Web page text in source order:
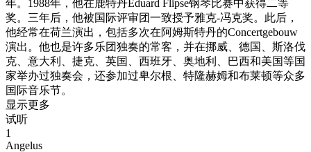
年。1988年，他在鹿特丹Eduard Flipse钢琴比赛中获得二等
奖。三年后，他被国际评审团一致授予雅克-冯克奖。此后，
他经常在荷兰演出，包括多次在阿姆斯特丹的Concertgebouw
演出。他也是许多乐团独奏的常客，并在挪威、德国、斯洛伐
克、意大利、捷克、英国、西班牙、奥地利、巴西和美国等国
家举办过独奏会，还参加过卑尔根、特隆赫姆和布莱顿等众多
国际音乐节。
显示更多
试听
1
Angelus